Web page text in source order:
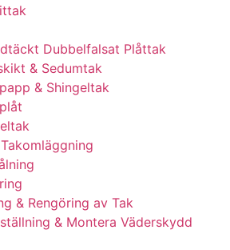
Dubbelfalsat Plåttak
& Sedumtak
& Shingeltak
& Rengöring av Tak
& Montera Väderskydd